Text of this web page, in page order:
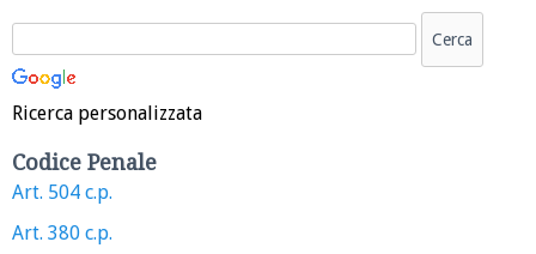
Ricerca personalizzata
Codice Penale
Art. 504 c.p.
Art. 380 c.p.